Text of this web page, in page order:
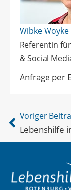
Wibke Woyke
Referentin
& Social
Anfrage per
Voriger